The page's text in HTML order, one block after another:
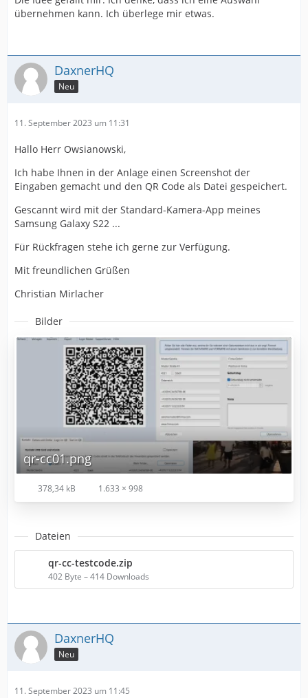
übernehmen kann. Ich überlege mir etwas.
DaxnerHQ
Neu
11. September 2023 um 11:31
Hallo Herr Owsianowski,
Ich habe Ihnen in der Anlage einen Screenshot der
Eingaben gemacht und den QR Code als Datei gespeichert.
Gescannt wird mit der Standard-Kamera-App meines
Samsung Galaxy S22 ...
Für Rückfragen stehe ich gerne zur Verfügung.
Mit freundlichen Grüßen
Christian Mirlacher
Bilder
qr-cc01.png
378,34 kB 1.633 × 998
Dateien
qr-cc-testcode.zip
402 Byte – 414 Downloads
DaxnerHQ
Neu
11. September 2023 um 11:45